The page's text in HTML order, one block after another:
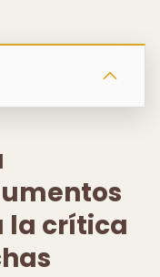
la crítica